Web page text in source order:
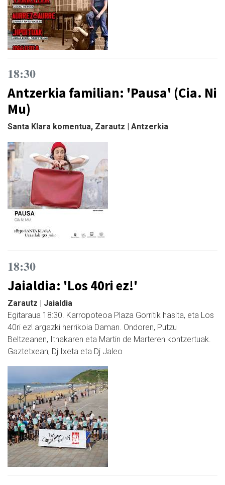
18:30
Antzerkia familian: 'Pausa' (Cia. Ni
Mu)
Santa Klara komentua, Zarautz | Antzerkia
18:30
Jaialdia: 'Los 40ri ez!'
Zarautz | Jaialdia
Egitaraua 18:30. Karropoteoa Plaza Gorritik hasita, eta Los
40ri ez! argazki herrikoia Daman. Ondoren, Putzu
Beltzeanen, Ithakaren eta Martin de Marteren kontzertuak.
Gaztetxean, Dj Ixeta eta Dj Jaleo